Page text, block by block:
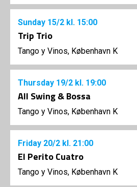
Sunday 15/2 kl. 15:00
Trip Trio
Tango y Vinos, København K
Thursday 19/2 kl. 19:00
All Swing & Bossa
Tango y Vinos, København K
Friday 20/2 kl. 21:00
El Perito Cuatro
Tango y Vinos, København K